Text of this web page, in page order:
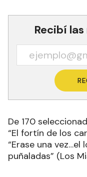
Recibí
De 170
“El fortín de los
“Erase una vez…el
puñaladas” (Los